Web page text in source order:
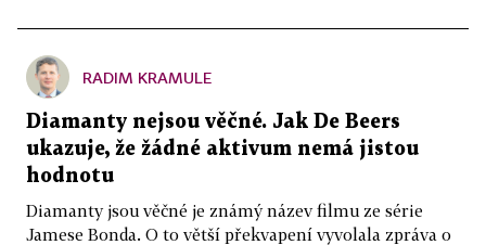
RADIM KRAMULE
Diamanty nejsou věčné. Jak De Beers
ukazuje, že žádné aktivum nemá jistou
hodnotu
Diamanty jsou věčné je známý název filmu ze série
Jamese Bonda. O to větší překvapení vyvolala zpráva o